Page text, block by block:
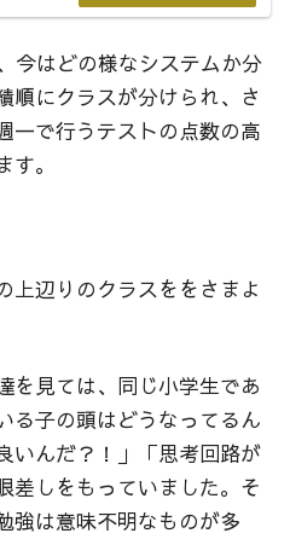
今はどの様なシステムか分
順にクラスが分けられ、さ
一で行うテストの点数の高
。
上辺りのクラスををさまよ
を見ては、同じ小学生であ
る子の頭はどうなってるん
いんだ？！」「思考回路が
差しをもっていました。そ
強は意味不明なものが多